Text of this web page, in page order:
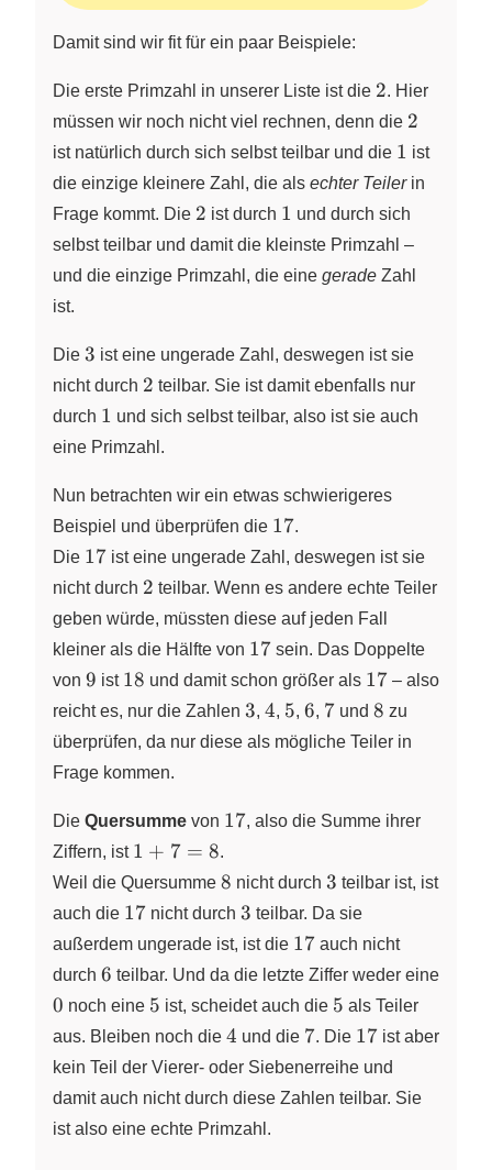
Damit sind wir fit für ein paar Beispiele:
Die erste Primzahl in unserer Liste ist die 2
2. Hier
müssen wir noch nicht viel rechnen, denn die 2
2
ist natürlich durch sich selbst teilbar und die 1
1 ist
die einzige kleinere Zahl, die als echter Teilerin
Frage kommt. Die 2
2 ist durch 1
1 und durch sich
selbst teilbar und damit die kleinste Primzahl –
und die einzige Primzahl, die eine gerade Zahl
ist.
Die 3
3 ist eine ungerade Zahl, deswegen ist sie
nicht durch 2
2 teilbar. Sie ist damit ebenfalls nur
durch 1
1 und sich selbst teilbar, also ist sie auch
eine Primzahl.
Nun betrachten wir ein etwas schwierigeres
Beispiel und überprüfen die 17
17.
Die 17
17 ist eine ungerade Zahl, deswegen ist sie
nicht durch 2
2 teilbar. Wenn es andere echte Teiler
geben würde, müssten diese auf jeden Fall
kleiner als die Hälfte von 17
17 sein. Das Doppelte
von 9
9 ist 18
18 und damit schon größer als 17
17 – also
reicht es, nur die Zahlen 3
3, 4
4, 5
5, 6
6, 7
7 und 8
8 zu
überprüfen, da nur diese als mögliche Teiler in
Frage kommen.
Die Quersumme von 17
17, also die Summe ihrer
Ziffern, ist 1 + 7 = 8
1 + 7 = 8.
Weil die Quersumme 8
8 nicht durch 3
3 teilbar ist, ist
auch die 17
17 nicht durch 3
3 teilbar. Da sie
außerdem ungerade ist, ist die 17
17 auch nicht
durch 6
6 teilbar. Und da die letzte Ziffer weder eine
0
0 noch eine 5
5 ist, scheidet auch die 5
5 als Teiler
aus. Bleiben noch die 4
4 und die 7
7. Die 17
17 ist aber
kein Teil der Vierer- oder Siebenerreihe und
damit auch nicht durch diese Zahlen teilbar. Sie
ist also eine echte Primzahl.